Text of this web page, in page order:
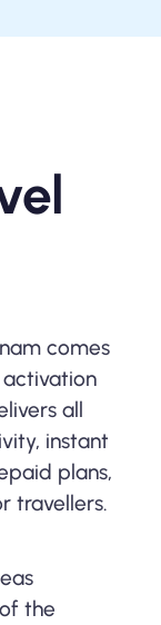
comes
all
instant
plans,
travellers.
the